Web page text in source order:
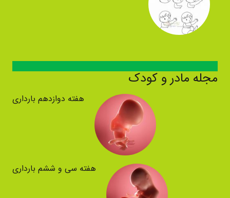
مجله مادر و کودک
هفته دوازدهم بارداری
هفته سی و ششم بارداری